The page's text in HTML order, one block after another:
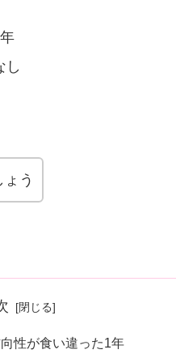
し
う
性が食い違った1年